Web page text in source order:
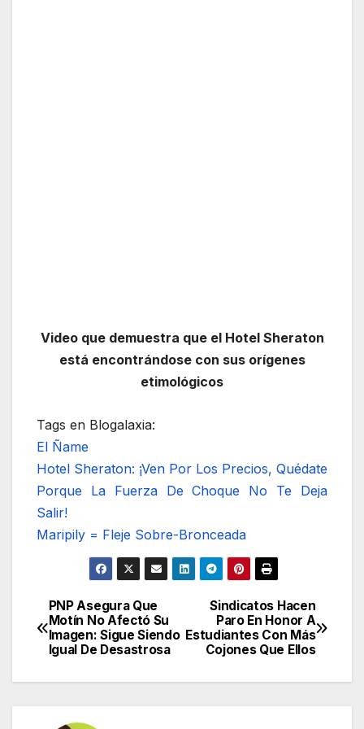
Video que demuestra que el Hotel Sheraton
está encontrándose con sus orígenes
etimológicos
Tags en Blogalaxia:
El Ñame
Hotel Sheraton: ¡Ven Por Los Precios, Quédate
Porque La Fuerza De Choque No Te Deja
Salir!
Maripily = Fleje Sobre-Bronceada
Navegación
de
entradas
Sindicatos Hacen
Paro En Honor A
Estudiantes Con Más
Cojones Que Ellos
PNP Asegura Que
Motín No Afectó Su
Imagen: Sigue Siendo
Igual De Desastrosa